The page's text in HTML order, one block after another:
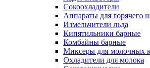
Сокоохладители
Аппараты для горячего
Измельчители льда
Кипятильники барные
Комбайны барные
Миксеры для молочных
Охладители для молока